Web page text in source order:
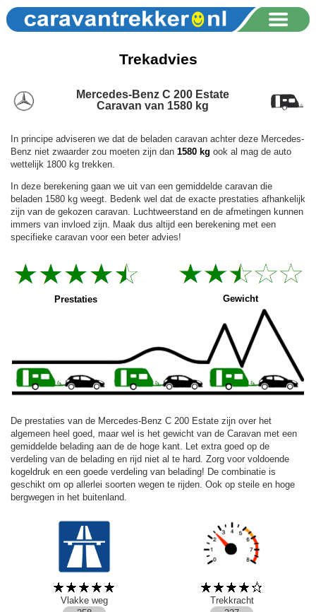
Trekadvies
Mercedes-Benz C 200 Estate
Caravan van 1580 kg
In principe adviseren we dat de beladen caravan achter deze Mercedes-
Benz niet zwaarder zou moeten zijn dan 1580 kg ook al mag de auto
wettelijk 1800 kg trekken.
In deze berekening gaan we uit van een gemiddelde caravan die
beladen 1580 kg weegt. Bedenk wel dat de exacte prestaties afhankelijk
zijn van de gekozen caravan. Luchtweerstand en de afmetingen kunnen
immers van invloed zijn. Maak dus altijd een berekening met een
specifieke caravan voor een beter advies!
Prestaties Gewicht
De prestaties van de Mercedes-Benz C 200 Estate zijn over het
algemeen heel goed, maar wel is het gewicht van de Caravan met een
gemiddelde belading aan de de hoge kant. Let extra goed op de
verdeling van de belading en rijd niet al te hard. Zorg voor voldoende
kogeldruk en een goede verdeling van belading! De combinatie is
geschikt om op allerlei soorten wegen te rijden. Ook op steile en hoge
bergwegen in het buitenland.
Vlakke weg
Trekkracht